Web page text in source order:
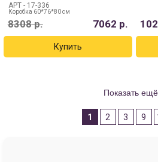
АРТ - 17-336
Коробка 60*76*80 см
8308р. 7062 р.
Показать
1 2 3 9